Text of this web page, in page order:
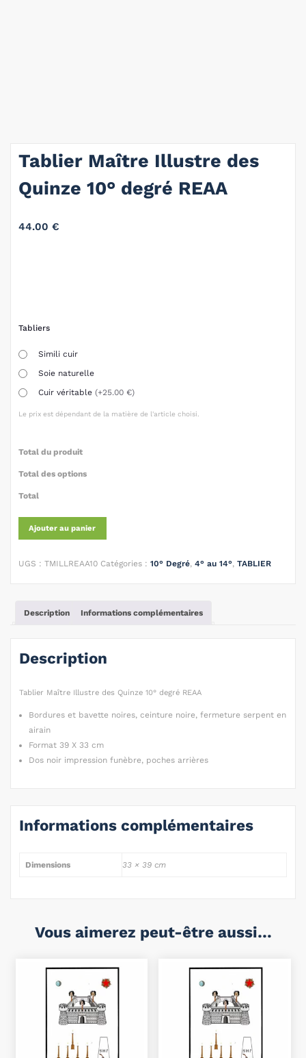
Tablier Maître Illustre des
Quinze 10° degré REAA
44.00 €
Tabliers
Simili cuir
Soie naturelle
Cuir véritable (+25.00 €)
Le prix est dépendant de la matière de l'article choisi.
Total du produit
Total des options
Total
Ajouter au panier
UGS : TMILLREAA10 Catégories : 10° Degré, 4° au 14°, TABLIER
Description Informations complémentaires
Description
Tablier Maître Illustre des Quinze 10° degré REAA
Bordures et bavette noires, ceinture noire, fermeture serpent en
airain
Format 39 X 33 cm
Dos noir impression funèbre, poches arrières
Informations complémentaires
Dimensions 33 × 39 cm
Vous aimerez peut-être aussi…